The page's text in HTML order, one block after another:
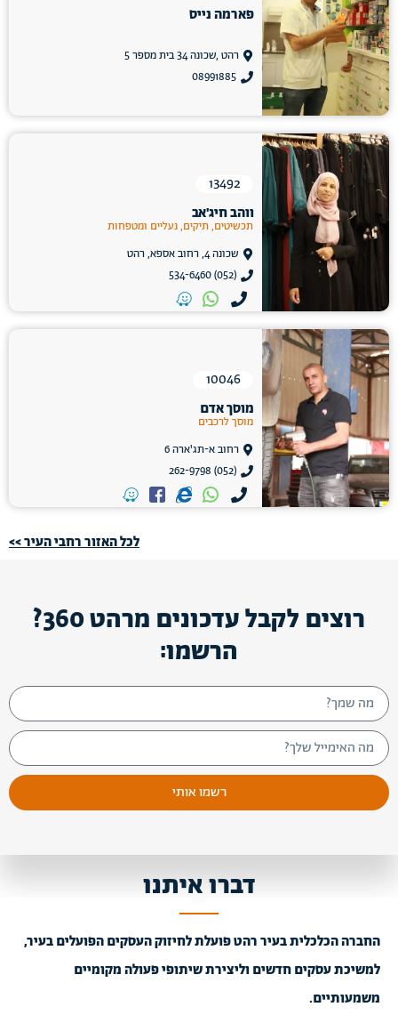
פארמה נייס
רהט ,שכונה 34 בית מספר 5
08991885
13492
ווהב חיג'אב
תכשיטים, תיקים, נעליים ומטפחות
שכונה 4, רחוב אספא, רהט
(052) 534-6460
10046
מוסך אדם
מוסך לרכבים
רחוב א-תג'ארה 6
(052) 262-9798
לכל האזור רחבי העיר >>
רוצים לקבל עדכונים מרהט 360?
הרשמו:
רשמו אותי
דברו איתנו
החברה הכלכלית בעיר רהט פועלת לחיזוק העסקים הפועלים בעיר,
למשיכת עסקים חדשים וליצירת שיתופי פעולה מקומיים
משמעותיים.